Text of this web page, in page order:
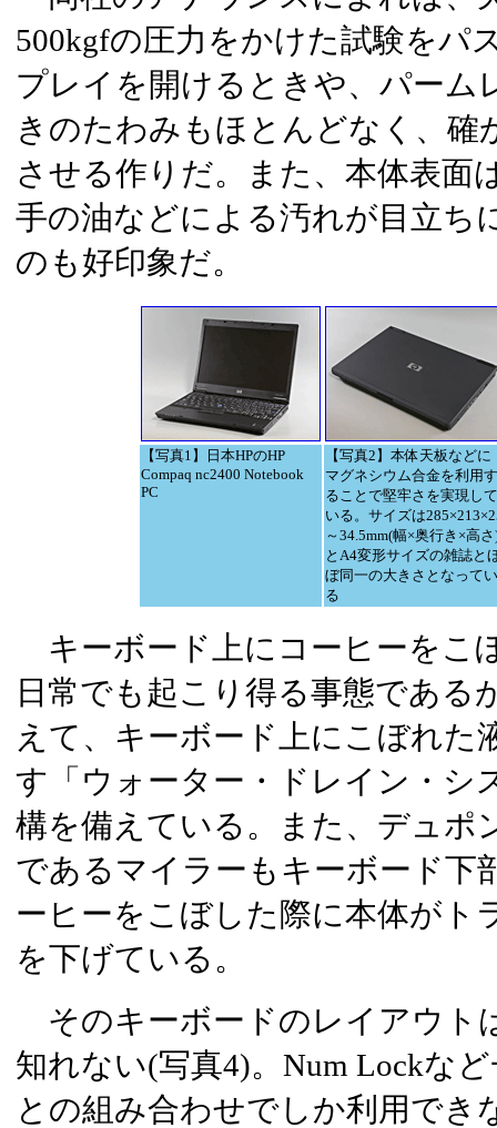
500kgfの圧力をかけた試験をパ
プレイを開けるときや、パーム
きのたわみもほとんどなく、確
させる作りだ。また、本体表面
手の油などによる汚れが目立ち
のも好印象だ。
【写真1】日本HPのHP
Compaq nc2400 Notebook
PC
【写真2】本体天板などに
マグネシウム合金を利用す
ることで堅牢さを実現して
いる。サイズは
～34.5mm(幅×奥行き×高さ
とA4変形サイズの雑誌と
ぼ同一の大きさとなってい
る
キーボード上にコーヒーをこ
日常でも起こり得る事態である
えて、キーボード上にこぼれた
す「ウォーター・ドレイン・シ
構を備えている。また、デュポ
であるマイラーもキーボード下
ーヒーをこぼした際に本体がト
を下げている。
そのキーボードのレイアウト
知れない(写真4)。Num Lockな
との組み合わせでしか利用でき